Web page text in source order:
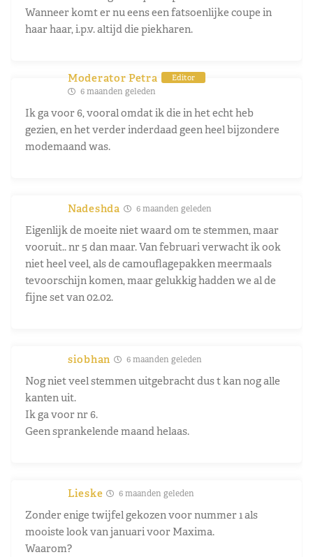
Wanneer komt er nu eens een fatsoenlijke coupe in
haar haar, i.p.v. altijd die piekharen.
Moderator Petra Editor
6 maanden geleden
Ik ga voor 6, vooral omdat ik die in het echt heb
gezien, en het verder inderdaad geen heel bijzondere
modemaand was.
Nadeshda 6 maanden geleden
Eigenlijk de moeite niet waard om te stemmen, maar
vooruit.. nr 5 dan maar. Van februari verwacht ik ook
niet heel veel, als de camouflagepakken meermaals
tevoorschijn komen, maar gelukkig hadden we al de
fijne set van 02.02.
siobhan 6 maanden geleden
Nog niet veel stemmen uitgebracht dus t kan nog alle
kanten uit.
Ik ga voor nr 6.
Geen sprankelende maand helaas.
Lieske 6 maanden geleden
Zonder enige twijfel gekozen voor nummer 1 als
mooiste look van januari voor Maxima.
Waarom?